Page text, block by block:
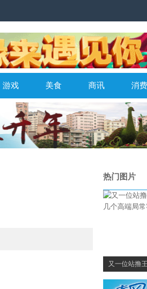
游戏 美食 商讯 消费
热门图片
又一位站撸